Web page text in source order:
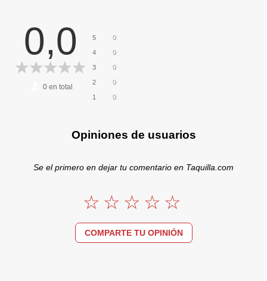
0,0
0en total
5 0
4 0
3 0
2 0
1 0
Opiniones de usuarios
Se el primero en dejar tu comentario en Taquilla.com
COMPARTE TU OPINIÓN